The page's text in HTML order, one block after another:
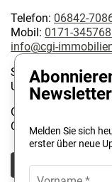
Telefon: 06842-
Mobil: 0171-
info@cgi-
Steuernummer:
USt-IdNr.: DE
Geschäftsinhaber:
Christophe
Newsletter
Melden Sie sich
erster über neue